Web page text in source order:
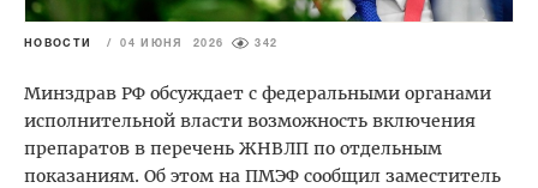
НОВОСТИ / 04 ИЮНЯ 2026 342
Минздрав РФ обсуждает с федеральными органами
исполнительной власти возможность включения
препаратов в перечень ЖНВЛП по отдельным
показаниям. Об этом на ПМЭФ сообщил заместитель